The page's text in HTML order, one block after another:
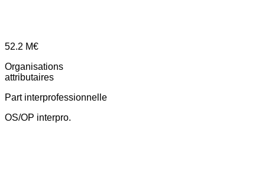
52.2 M€
Organisations
attributaires
Part interprofessionnelle
OS/OP interpro.